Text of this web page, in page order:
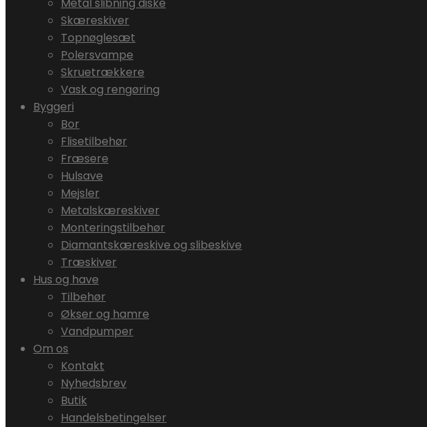
Metal slibning diske
Skæreskiver
Topnøglesæt
Polersvampe
Skruetrækkere
Vask og rengøring
Byggeri
Bor
Flisetilbehør
Fræsere
Hulsave
Mejsler
Metalskæreskiver
Monteringstilbehør
Diamantskæreskive og slibeskive
Træskiver
Hus og have
Tilbehør
Økser og hamre
Vandpumper
Om os
Kontakt
Nyhedsbrev
Butik
Handelsbetingelser